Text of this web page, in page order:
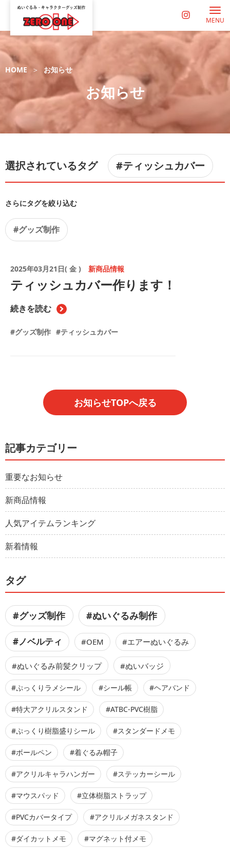
MENU
HOME お知らせ
お知らせ
選択されているタグ #ティッシュカバー
さらにタグを絞り込む
#グッズ制作
2025年03月21日( 金 ) 新商品情報
ティッシュカバー作ります！
続きを読む
#グッズ制作 #ティッシュカバー
お知らせTOPへ戻る
記事カテゴリー
重要なお知らせ
新商品情報
人気アイテムランキング
新着情報
タグ
#グッズ制作 #ぬいぐるみ制作
#ノベルティ #OEM #エアーぬいぐるみ
#ぬいぐるみ前髪クリップ #ぬいバッジ
#ぷっくりラメシール #シール帳 #ヘアバンド
#特大アクリルスタンド #ATBC-PVC樹脂
#ぷっくり樹脂盛りシール #スタンダードメモ
#ボールペン #着ぐるみ帽子
#アクリルキャラハンガー #ステッカーシール
#マウスパッド #立体樹脂ストラップ
#PVCカバータイプ #アクリルメガネスタンド
#ダイカットメモ #マグネット付メモ